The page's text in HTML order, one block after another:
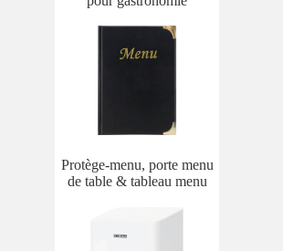
Protège-menu, porte menu
de table & tableau menu